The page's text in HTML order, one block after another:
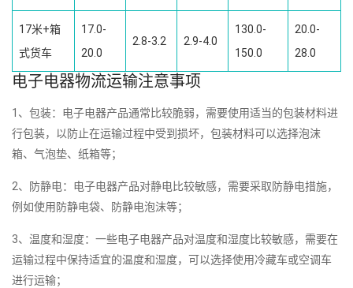
17米+箱
式货车
17.0-
20.0
2.8-3.2 2.9-4.0
130.0-
150.0
20.0-
28.0
电子电器物流运输注意事项
1、包装：电子电器产品通常比较脆弱，需要使用适当的包装材料进
行包装，以防止在运输过程中受到损坏，包装材料可以选择泡沫
箱、气泡垫、纸箱等；
2、防静电：电子电器产品对静电比较敏感，需要采取防静电措施，
例如使用防静电袋、防静电泡沫等；
3、温度和湿度：一些电子电器产品对温度和湿度比较敏感，需要在
运输过程中保持适宜的温度和湿度，可以选择使用冷藏车或空调车
进行运输；